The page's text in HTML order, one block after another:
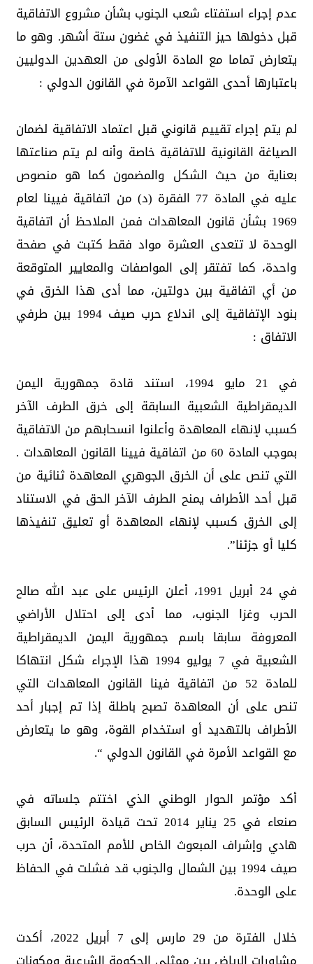
عدم إجراء استفتاء شعب الجنوب بشأن مشروع الاتفاقية
قبل دخولها حيز التنفيذ في غضون ستة أشهر. وهو ما
يتعارض تماما مع المادة الأولى من العهدين الدوليين
باعتبارها أحدى القواعد الآمرة في القانون الدولي :
لم يتم إجراء تقييم قانوني قبل اعتماد الاتفاقية لضمان
الصياغة القانونية للاتفاقية خاصة وأنه لم يتم صناعتها
بعناية من حيث الشكل والمضمون كما هو منصوص
عليه في المادة 77 الفقرة (د) من اتفاقية فيينا لعام
1969 بشأن قانون المعاهدات فمن الملاحظ أن اتفاقية
الوحدة لا تتعدى العشرة مواد فقط كتبت في صفحة
واحدة، كما تفتقر إلى المواصفات والمعايير المتوقعة
من أي اتفاقية بين دولتين، مما أدى هذا الخرق في
بنود الإتفاقية إلى اندلاع حرب صيف 1994 بين طرفي
الاتفاق :
في 21 مايو 1994، استند قادة جمهورية اليمن
الديمقراطية الشعبية السابقة إلى خرق الطرف الآخر
كسبب لإنهاء المعاهدة وأعلنوا انسحابهم من الاتفاقية
بموجب المادة 60 من اتفاقية فيينا القانون المعاهدات .
التي تنص على أن الخرق الجوهري المعاهدة ثنائية من
قبل أحد الأطراف يمنح الطرف الآخر الحق في الاستناد
إلى الخرق كسبب لإنهاء المعاهدة أو تعليق تنفيذها
كليا أو جزئنا”.
في 24 أبريل 1991، أعلن الرئيس على عبد الله صالح
الحرب وغزا الجنوب، مما أدى إلى احتلال الأراضي
المعروفة سابقا باسم جمهورية اليمن الديمقراطية
الشعبية في 7 يوليو 1994 هذا الإجراء شكل انتهاكا
للمادة 52 من اتفاقية فينا القانون المعاهدات التي
تنص على أن المعاهدة تصبح باطلة إذا تم إجبار أحد
الأطراف بالتهديد أو استخدام القوة، وهو ما يتعارض
مع القواعد الأمرة في القانون الدولي “.
أكد مؤتمر الحوار الوطني الذي اختتم جلساته في
صنعاء في 25 يناير 2014 تحت قيادة الرئيس السابق
هادي وإشراف المبعوث الخاص للأمم المتحدة، أن حرب
صيف 1994 بين الشمال والجنوب قد فشلت في الحفاظ
على الوحدة.
خلال الفترة من 29 مارس إلى 7 أبريل 2022، أكدت